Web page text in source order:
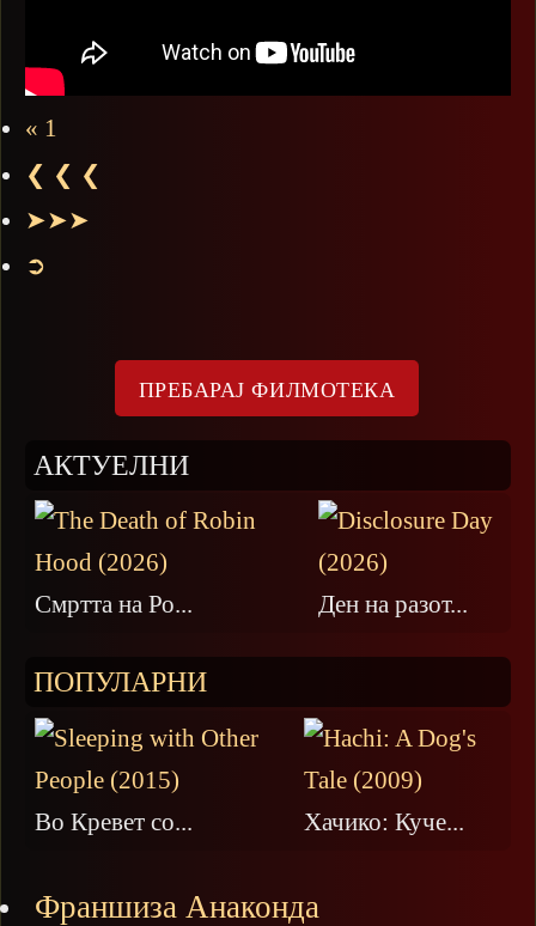
« 1
❮ ❮ ❮
➤➤➤
➲
АКТУЕЛНИ
Смртта на Ро... Ден на разот...
ПОПУЛАРНИ
Во Кревет со... Хачико: Куче...
Франшиза Анаконда